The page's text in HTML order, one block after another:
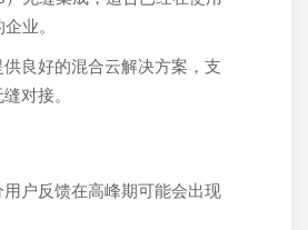
业。
供良好的混合云解决方案，支
对接。
用户反馈在高峰期可能会出现